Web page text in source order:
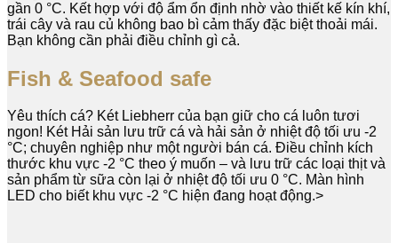
gần 0 °C. Kết hợp với độ ẩm ổn định nhờ vào thiết kế kín khí,
trái cây và rau củ không bao bì cảm thấy đặc biệt thoải mái.
Bạn không cần phải điều chỉnh gì cả.
Fish & Seafood safe
Yêu thích cá? Két Liebherr của bạn giữ cho cá luôn tươi
ngon! Két Hải sản lưu trữ cá và hải sản ở nhiệt độ tối ưu -2
°C; chuyên nghiệp như một người bán cá. Điều chỉnh kích
thước khu vực -2 °C theo ý muốn – và lưu trữ các loại thịt và
sản phẩm từ sữa còn lại ở nhiệt độ tối ưu 0 °C. Màn hình
LED cho biết khu vực -2 °C hiện đang hoạt động.>